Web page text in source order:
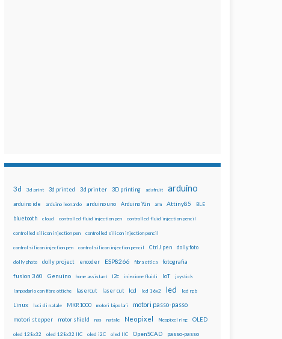
3d 3d print 3d printed 3d printer 3D printing adafruit arduino
arduino ide arduino leonardo arduino uno Arduino Yún arm Attiny85 BLE
bluetooth cloud controlled fluid injection pen controlled fluid injection pencil
controlled silicon injection pen controlled silicon injection pencil
control silicon injection pen control silicon injection pencil CtrlJ pen dolly foto
dolly photo dolly project encoder ESP8266 fibra ottica fotografia
fusion 360 Genuino home assistant i2c iniezione fluidi IoT joystick
lampadario con fibre ottiche lasercut laser cut lcd lcd 16x2 led led rgb
Linux luci di natale MKR1000 motori bipolari motori passo-passo
motori stepper motor shield nas natale Neopixel Neopixel ring OLED
oled 128x32 oled 128x32 IIC oled i2C oled IIC OpenSCAD passo-passo